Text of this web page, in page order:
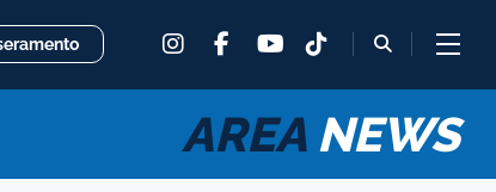
instagram
facebooktiktok
glass
AREA NEWS